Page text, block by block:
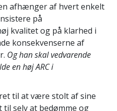
afhænger af hvert enkelt
på
kvalitet og på klarhed i
konsekvenserne af
Og han skal vedvarende
en høj ARC i
til at være stolt af sine
selv at bedømme og